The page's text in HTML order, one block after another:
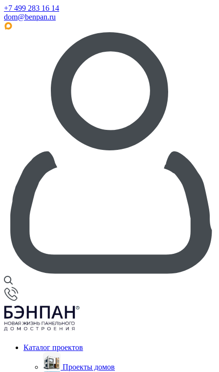
+7 499 283 16 14
dom@benpan.ru
Каталог проектов
Проекты домов